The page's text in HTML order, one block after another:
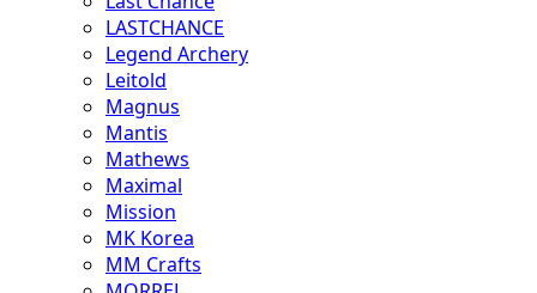
LASTCHANCE
Legend Archery
Leitold
Magnus
Mantis
Mathews
Maximal
Mission
MK Korea
MM Crafts